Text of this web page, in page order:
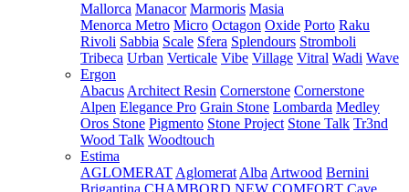
Mallorca Manacor Marmoris Masia
Menorca Metro Micro Octagon Oxide Porto Raku
Rivoli Sabbia Scale Sfera Splendours Stromboli
Tribeca Urban Verticale Vibe Village Vitral Wadi Wave
Ergon
Abacus Architect Resin Cornerstone Cornerstone
Alpen Elegance Pro Grain Stone Lombarda Medley
Oros Stone Pigmento Stone Project Stone Talk Tr3nd
Wood Talk Woodtouch
Estima
AGLOMERAT Aglomerat Alba Artwood Bernini